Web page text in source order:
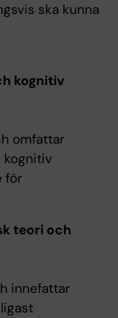
ska kunna
kognitiv
omfattar
kognitiv
för
teori och
innefattar